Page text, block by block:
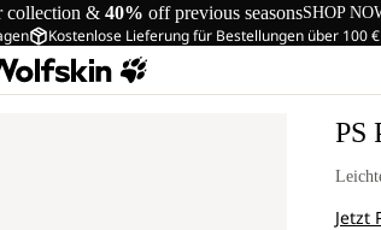
collection & 40% off previous seasonsSHOP
Kostenlose Lieferung für Bestellungen über 100 €
PS
Jetzt